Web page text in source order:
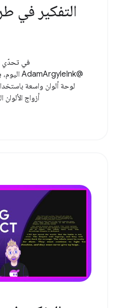
التفكير في
في تحدّي
أزواج